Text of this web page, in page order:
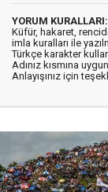
YORUM KURALLARI:
Küfür, hakaret,
imla kuralları ile
Türkçe karakter
Adınız kısmına
Anlayışınız için